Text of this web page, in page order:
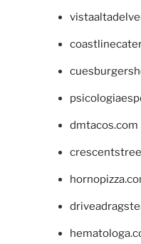
dmtacos.com